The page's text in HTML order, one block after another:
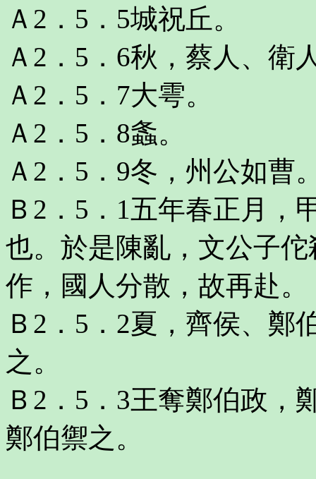
Ａ2．5．5城祝丘。
Ａ2．5．6秋，蔡人、衛
Ａ2．5．7大雩。
Ａ2．5．8螽。
Ａ2．5．9冬，州公如曹
Ｂ2．5．1五年春正月，
也。於是陳亂，文公子
作，國人分散，故再赴。
Ｂ2．5．2夏，齊侯、鄭
之。
Ｂ2．5．3王奪鄭伯政，
鄭伯禦之。